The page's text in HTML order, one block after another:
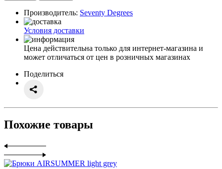
Производитель: Seventy Degrees
Условия доставки
Цена действительна только для интернет-магазина и
может отличаться от цен в розничных магазинах
Поделиться
Похожие товары